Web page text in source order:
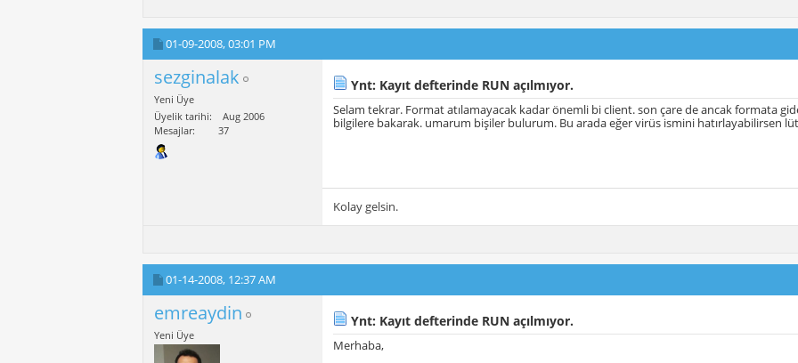
01-09-2008,03:01 PM
sezginalak
Yeni Üye
Üyelik tarihi
Aug 2006
Mesajlar
37
Ynt: Kayıt defterinde RUN açılmıyor.
Selam tekrar. Format atılamayacak kadar önemli bi client. son çare de ancak formata
bilgilere bakarak. umarum bişiler bulurum. Bu arada eğer virüs ismini hatırlayabilirsen
Kolay gelsin.
01-14-2008, 12:37 AM
emreaydin
Yeni Üye
Ynt: Kayıt defterinde RUN açılmıyor.
Merhaba,